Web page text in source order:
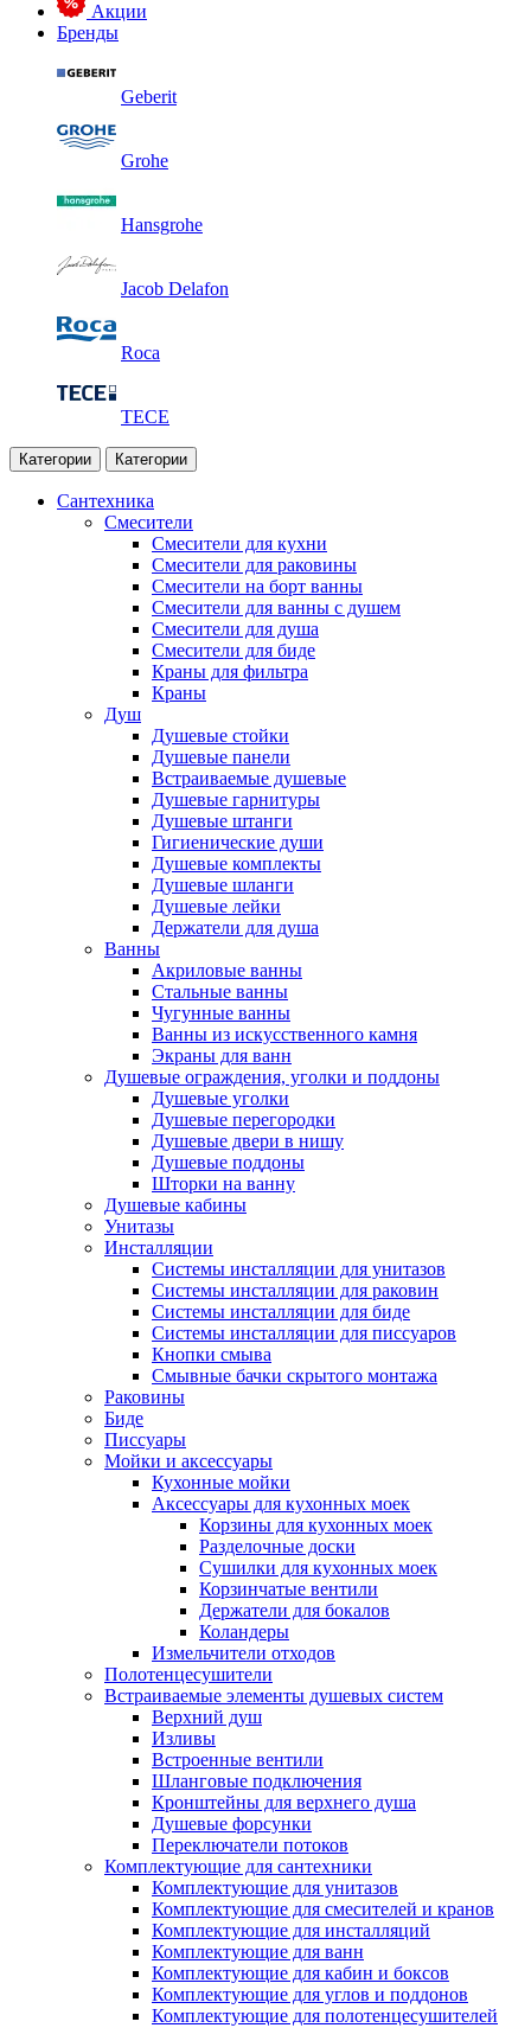
Акции
Бренды
Geberit
Grohe
Hansgrohe
Jacob Delafon
Roca
TECE
Категории Категории
Сантехника
Смесители
Смесители для кухни
Смесители для раковины
Смесители на борт ванны
Смесители для ванны с душем
Смесители для душа
Смесители для биде
Краны для фильтра
Краны
Душ
Душевые стойки
Душевые панели
Встраиваемые душевые
Душевые гарнитуры
Душевые штанги
Гигиенические души
Душевые комплекты
Душевые шланги
Душевые лейки
Держатели для душа
Ванны
Акриловые ванны
Стальные ванны
Чугунные ванны
Ванны из искусственного камня
Экраны для ванн
Душевые ограждения, уголки и поддоны
Душевые уголки
Душевые перегородки
Душевые двери в нишу
Душевые поддоны
Шторки на ванну
Душевые кабины
Унитазы
Инсталляции
Системы инсталляции для унитазов
Системы инсталляции для раковин
Системы инсталляции для биде
Системы инсталляции для писсуаров
Кнопки смыва
Смывные бачки скрытого монтажа
Раковины
Биде
Писсуары
Мойки и аксессуары
Кухонные мойки
Аксессуары для кухонных моек
Корзины для кухонных моек
Разделочные доски
Сушилки для кухонных моек
Корзинчатые вентили
Держатели для бокалов
Коландеры
Измельчители отходов
Полотенцесушители
Встраиваемые элементы душевых систем
Верхний душ
Изливы
Встроенные вентили
Шланговые подключения
Кронштейны для верхнего душа
Душевые форсунки
Переключатели потоков
Комплектующие для сантехники
Комплектующие для унитазов
Комплектующие для смесителей и кранов
Комплектующие для инсталляций
Комплектующие для ванн
Комплектующие для кабин и боксов
Комплектующие для углов и поддонов
Комплектующие для полотенцесушителей